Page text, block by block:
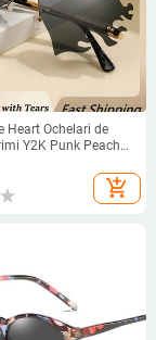
Heart Ochelari de
Y2K Punk Peach
de soare OnePiece
Roz Galben Nuanțe
add_shopping_cart